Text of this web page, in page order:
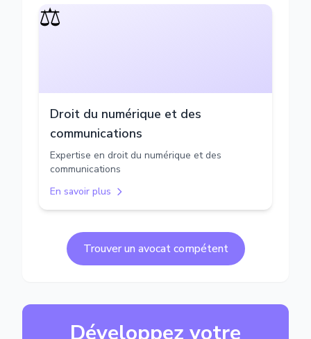
⚖️
Droit du numérique et des
communications
Expertise en droit du numérique et des
communications
En savoir plus
Trouver un avocat compétent
Développez votre